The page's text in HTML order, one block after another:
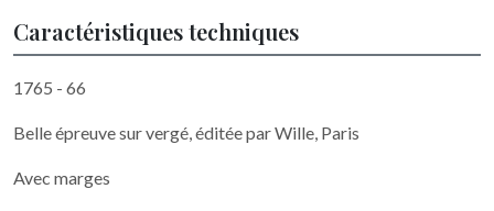
Caractéristiques techniques
1765 - 66
Belle épreuve sur vergé, éditée par Wille, Paris
Avec marges